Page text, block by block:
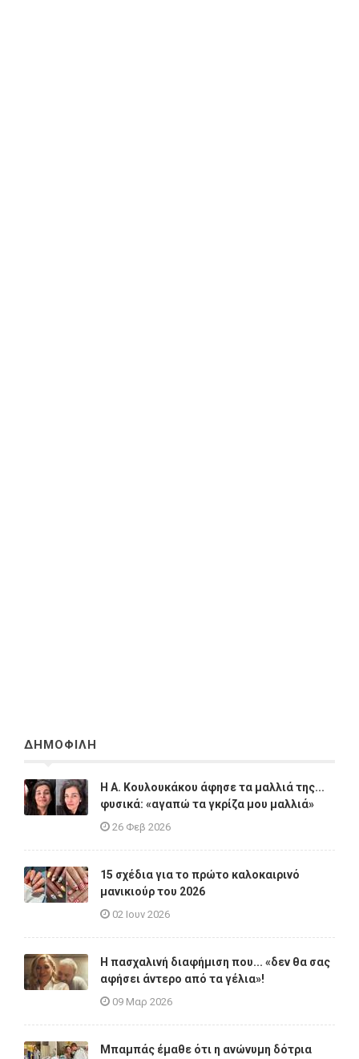
ΔΗΜΟΦΙΛΗ
Η A. Κουλουκάκου άφησε τα μαλλιά της...
φυσικά: «αγαπώ τα γκρίζα μου μαλλιά»
26 Φεβ 2026
15 σχέδια για το πρώτο καλοκαιρινό
μανικιούρ του 2026
02 Ιουν 2026
Η πασχαλινή διαφήμιση που... «δεν θα σας
αφήσει άντερο από τα γέλια»!
09 Μαρ 2026
Μπαμπάς έμαθε ότι η ανώνυμη δότρια